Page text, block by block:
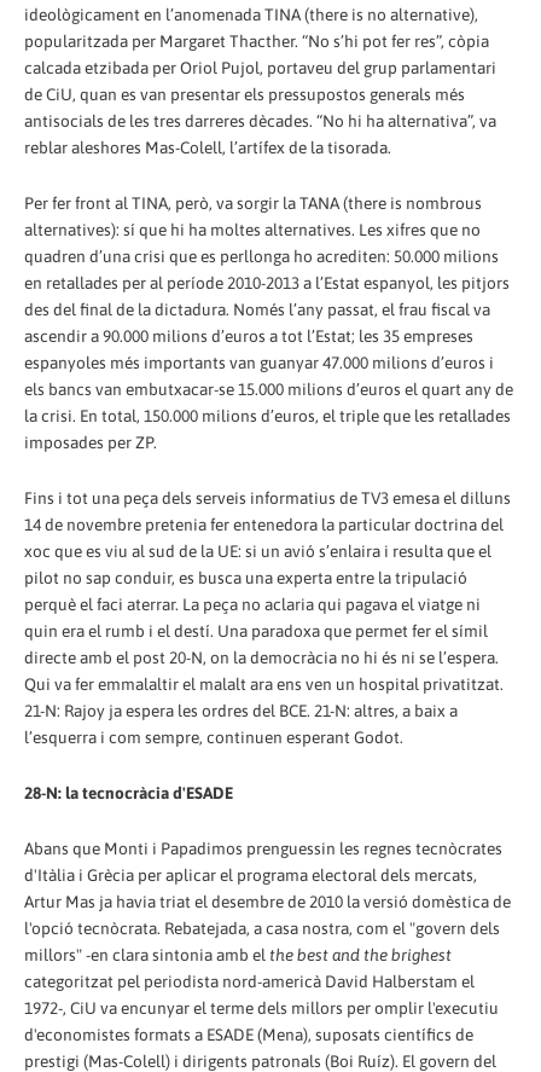
ideològicament en l’anomenada TINA (there is no alternative),
popularitzada per Margaret Thacther. “No s’hi pot fer res”, còpia
calcada etzibada per Oriol Pujol, portaveu del grup parlamentari
de CiU, quan es van presentar els pressupostos generals més
antisocials de les tres darreres dècades. “No hi ha alternativa”, va
reblar aleshores Mas-Colell, l’artífex de la tisorada.
Per fer front al TINA, però, va sorgir la TANA (there is nombrous
alternatives): sí que hi ha moltes alternatives. Les xifres que no
quadren d’una crisi que es perllonga ho acrediten: 50.000 milions
en retallades per al període 2010-2013 a l’Estat espanyol, les pitjors
des del final de la dictadura. Només l’any passat, el frau fiscal va
ascendir a 90.000 milions d’euros a tot l’Estat; les 35 empreses
espanyoles més importants van guanyar 47.000 milions d’euros i
els bancs van embutxacar-se 15.000 milions d’euros el quart any de
la crisi. En total, 150.000 milions d’euros, el triple que les retallades
imposades per ZP.
Fins i tot una peça dels serveis informatius de TV3 emesa el dilluns
14 de novembre pretenia fer entenedora la particular doctrina del
xoc que es viu al sud de la UE: si un avió s’enlaira i resulta que el
pilot no sap conduir, es busca una experta entre la tripulació
perquè el faci aterrar. La peça no aclaria qui pagava el viatge ni
quin era el rumb i el destí. Una paradoxa que permet fer el símil
directe amb el post 20-N, on la democràcia no hi és ni se l’espera.
Qui va fer emmalaltir el malalt ara ens ven un hospital privatitzat.
21-N: Rajoy ja espera les ordres del BCE. 21-N: altres, a baix a
l’esquerra i com sempre, continuen esperant Godot.
28-N: la tecnocràcia d'ESADE
Abans que Monti i Papadimos prenguessin les regnes tecnòcrates
d'Itàlia i Grècia per aplicar el programa electoral dels mercats,
Artur Mas ja havia triat el desembre de 2010 la versió domèstica de
l'opció tecnòcrata. Rebatejada, a casa nostra, com el "govern dels
millors" -en clara sintonia amb el the best and the brighest
categoritzat pel periodista nord-americà David Halberstam el
1972-, CiU va encunyar el terme dels millors per omplir l'executiu
d'economistes formats a ESADE (Mena), suposats científics de
prestigi (Mas-Colell) i dirigents patronals (Boi Ruíz). El govern del